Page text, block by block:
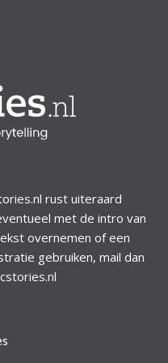
rust uiteraard
met de intro van
overnemen of een
gebruiken, mail dan